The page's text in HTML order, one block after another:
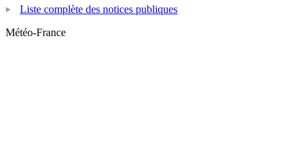
Liste complète des notices publiques
Météo-France